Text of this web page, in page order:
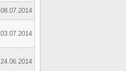
08.07.2014
03.07.2014
24.06.2014